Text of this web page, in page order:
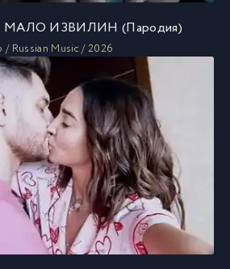
- МАЛО ИЗВИЛИН (Пародия)
/ Russian Music / 2026